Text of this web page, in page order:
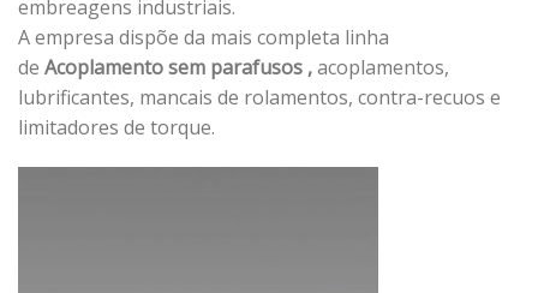
embreagens industriais.
A empresa dispõe da mais completa linha
de Acoplamento sem parafusos ,acoplamentos,
lubrificantes, mancais de rolamentos, contra-recuos e
limitadores de torque.